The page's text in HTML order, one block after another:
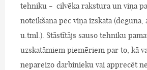
tehniku - cilvēka rakstura un viņa
noteikšana pēc viņa izskata (deguna,
u.tml.). Stāstītājs sauso tehniku
uzskatāmiem piemēriem par to, kā
nepareizo darbinieku vai apprecēt